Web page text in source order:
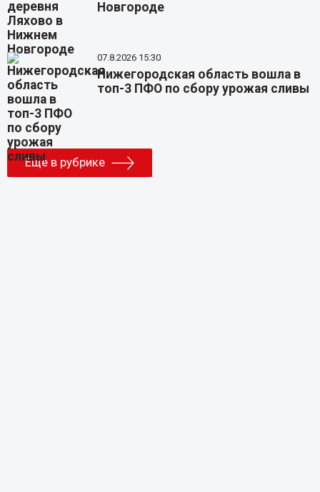
Новгороде
07.8.2026 15:30
Нижегородская область вошла в
топ-3 ПФО по сбору урожая сливы
Еще в рубрике